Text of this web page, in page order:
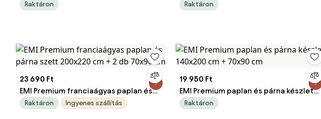
Raktáron
Raktáron
23 690 Ft
EMI Premium franciaágyas paplan és
párna szett 200x220 cm + 2 db 70x90
Raktáron Ingyenes szállítás
19 950 Ft
EMI Premium paplan és párna készlet
140x200 cm + 70x90 cm
Raktáron